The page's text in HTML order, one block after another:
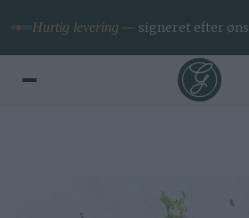
Premium— ingen reklamer & app